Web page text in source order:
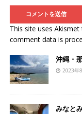
This site uses
comment data is
沖縄・
2023年
みなと